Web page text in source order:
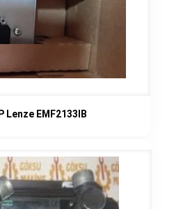
Lenze EMF2133IB